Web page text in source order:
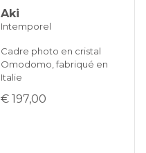
Aki
Intemporel
Cadre photo en cristal
Omodomo, fabriqué en
Italie
€ 197,00